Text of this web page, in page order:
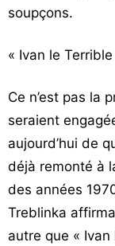
soupçons.
« Ivan le Terrible
Ce n’est pas la
seraient
aujourd’hui de
déjà remonté à
des années
Treblinka
autre que «